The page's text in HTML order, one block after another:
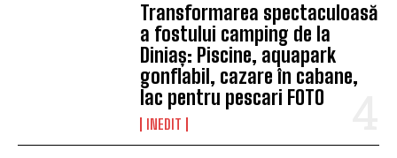
Transformarea spectaculoasă
a fostului camping de la
Diniaș: Piscine, aquapark
gonflabil, cazare în cabane,
lac pentru pescari FOTO
INEDIT